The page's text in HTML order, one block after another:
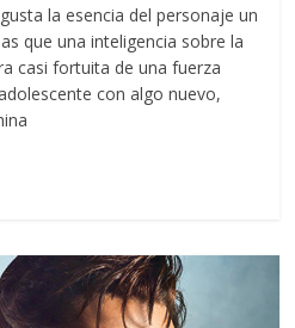
la esencia del personaje un
que una inteligencia sobre la
casi fortuita de una fuerza
con algo nuevo,